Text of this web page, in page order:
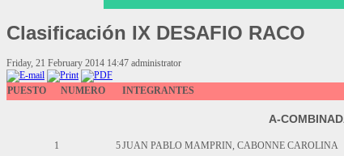
Clasificación IX DESAFIO RACO
Friday, 21 February 2014 14:47 administrator
PUESTO NUMERO INTEGRANTES
A-
1 5JUAN PABLO MAMPRIN, CABONNE CAROLINA